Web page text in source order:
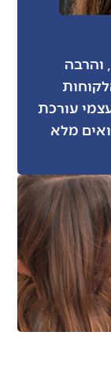
עורכת
מלא